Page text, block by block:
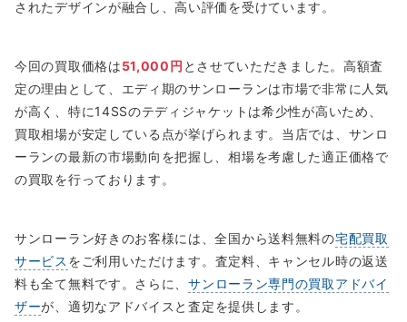
されたデザインが融合し、高い評価を受けています。
今回の買取価格は51,000円 とさせていただきました。高額査
定の理由として、エディ期のサンローランは市場で非常に人気
が高く、特に14SSのテディジャケットは希少性が高いため、
買取相場が安定している点が挙げられます。当店では、サンロ
ーランの最新の市場動向を把握し、相場を考慮した適正価格で
の買取を行っております。
サンローラン好きのお客様には、全国から送料無料の宅配買取
サービス をご利用いただけます。査定料、キャンセル時の返送
料も全て無料です。さらに、サンローラン専門の買取アドバイ
ザーが、適切なアドバイスと査定を提供します。